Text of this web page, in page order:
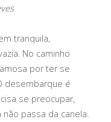
tranquila,
No caminho
por ter se
desembarque é
se preocupar,
passa da canela.